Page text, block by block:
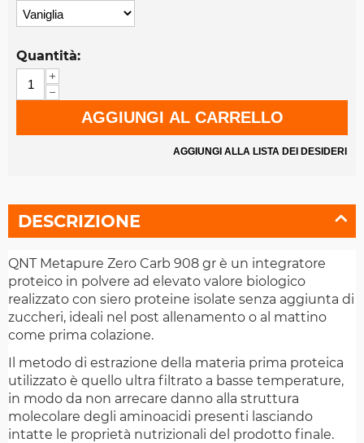
Quantità:
+
−
AGGIUNGI AL CARRELLO
AGGIUNGI ALLA LISTA DEI DESIDERI
DESCRIZIONE
QNT Metapure Zero Carb 908 gr è un integratore
proteico in polvere ad elevato valore biologico
realizzato con siero proteine isolate senza aggiunta di
zuccheri, ideali nel post allenamento o al mattino
come prima colazione.
Il metodo di estrazione della materia prima proteica
utilizzato è quello ultra filtrato a basse temperature,
in modo da non arrecare danno alla struttura
molecolare degli aminoacidi presenti lasciando
intatte le proprietà nutrizionali del prodotto finale.